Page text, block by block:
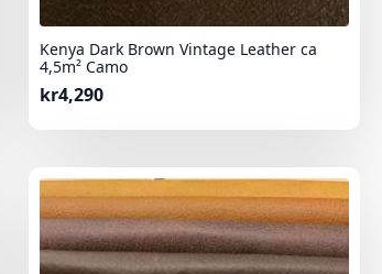
Kenya Dark Brown Vintage Leather ca
4,5m² Camo
kr4,290